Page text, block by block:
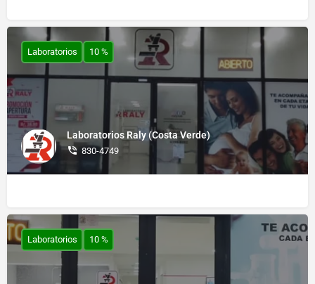
Laboratorios Raly (Costa Verde)
830-4749
Laboratorios 10 %
Laboratorios 10 %